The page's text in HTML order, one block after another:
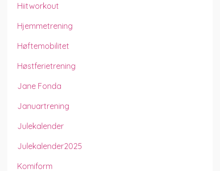
Hiitworkout
Hjemmetrening
Høftemobilitet
Høstferietrening
Jane Fonda
Januartrening
Julekalender
Julekalender2025
Komiform